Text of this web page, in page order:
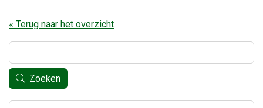
« Terug naar het overzicht
Zoeken